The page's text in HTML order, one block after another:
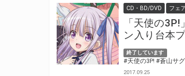
CD・BD/DVD フェ
「天使の
ン入り台本
終了しています
#天使の3P! #蒼山サグ
2017.09.25